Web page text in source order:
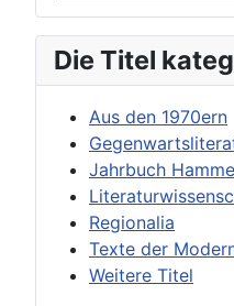
Die Titel
Aus den 1970ern
Jahrbuch
Regionalia
Texte der
Weitere Titel